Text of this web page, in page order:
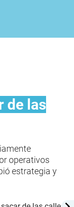
de las
operativos
estrategia y